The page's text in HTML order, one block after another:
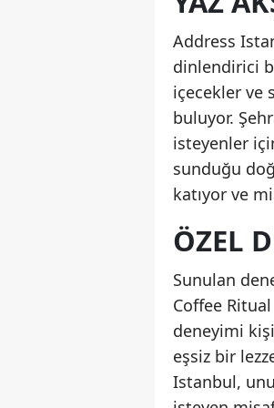
Address
dinlendirici
içecekler ve
buluyor.
isteyenler
sunduğu
katıyor ve
ÖZEL
Sunulan
Coffee
deneyimi
eşsiz bir
Istanbul,